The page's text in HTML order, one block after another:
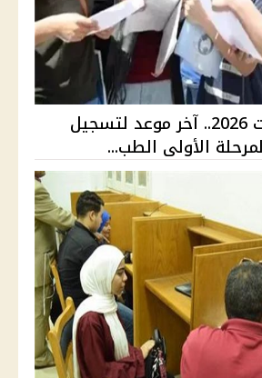
تنسيق الجامعات 2026.. آخر موعد لتسجيل
الأولى الطب...